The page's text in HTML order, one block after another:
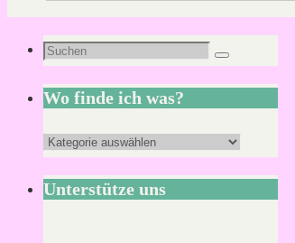
Suchen
nach:
Suchen
Wo finde ich was?
Wo
finde
ich
Unterstütze uns